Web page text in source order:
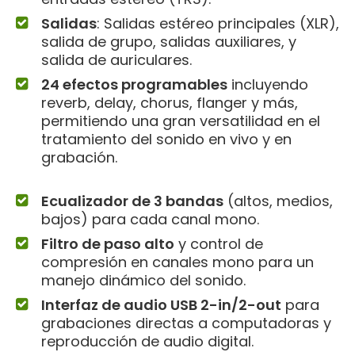
Salidas: Salidas estéreo principales (XLR),
salida de grupo, salidas auxiliares, y
salida de auriculares.
24 efectos programables incluyendo
reverb, delay, chorus, flanger y más,
permitiendo una gran versatilidad en el
tratamiento del sonido en vivo y en
grabación.
Ecualizador de 3 bandas (altos, medios,
bajos) para cada canal mono.
Filtro de paso alto y control de
compresión en canales mono para un
manejo dinámico del sonido.
Interfaz de audio USB 2-in/2-out para
grabaciones directas a computadoras y
reproducción de audio digital.